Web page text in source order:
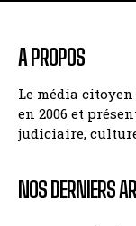
A PROPOS
Le média
en 2006 et
judiciaire,
NOS DERNIERS